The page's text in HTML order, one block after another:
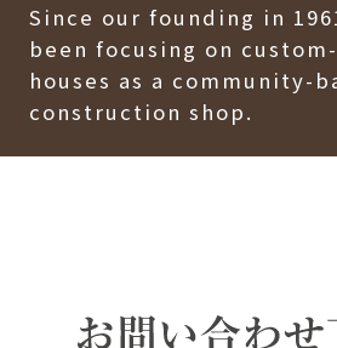
Since our founding in
been focusing on
houses as a community-
construction shop.